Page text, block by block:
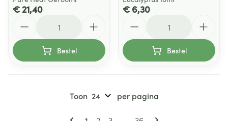
€ 21,40
Bestel
€ 6,30
Bestel
Pagina's
Toon per pagina